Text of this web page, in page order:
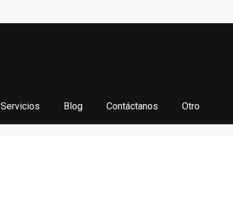
Servicios Blog Contáctanos Otro